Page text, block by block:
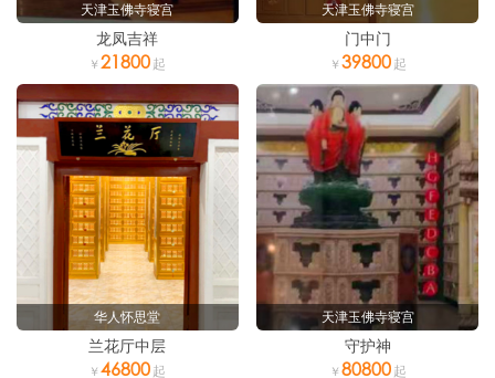
天津玉佛寺寝宫
龙凤吉祥
21800
天津玉佛寺寝宫
门中门
39800
华人怀思堂
兰花厅中层
46800
天津玉佛寺寝宫
守护神
80800